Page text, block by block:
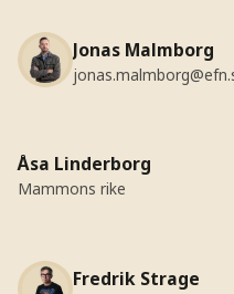
Jonas Malmborg
Åsa Linderborg
Mammons rike
Fredrik Strage